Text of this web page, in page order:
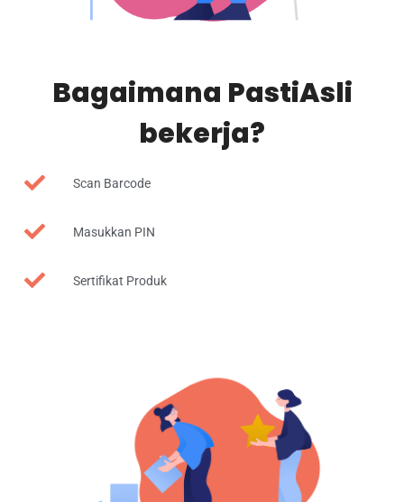
Bagaimana PastiAsli
bekerja?
Scan Barcode
Masukkan PIN
Sertifikat Produk